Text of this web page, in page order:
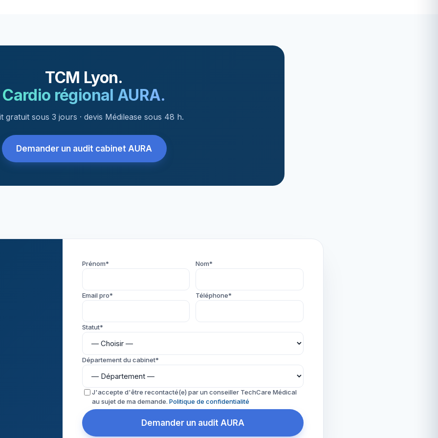
TCM Lyon.
Cardio régional AURA.
gratuit sous 3 jours · devis Médilease sous 48 h.
Demander un audit cabinet AURA
Prénom* Nom*
Email pro* Téléphone*
Statut*
Département du cabinet*
J'accepte d'être recontacté(e) par un conseiller TechCare Médical
au sujet de ma demande. Politique de confidentialité
Demander un audit AURA